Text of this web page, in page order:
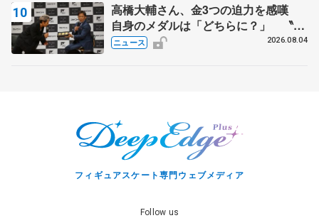
高橋大輔さん、金3つの迫力を感嘆
自身のメダルは「どちらに？」 〝リ
ス兄弟〟オリンピック3連覇の野村忠
ニュース 2026.08.04
フィギュアスケート専門ウェブメディア
Follow us